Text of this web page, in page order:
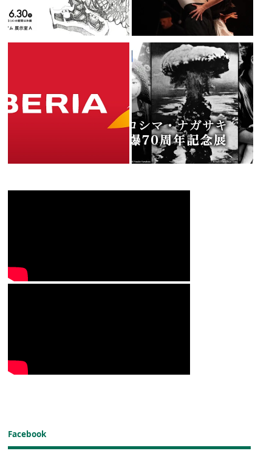
Facebook